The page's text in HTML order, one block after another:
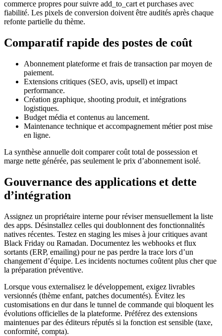
commerce propres pour suivre add_to_cart et purchases avec
fiabilité. Les pixels de conversion doivent être audités après chaque
refonte partielle du thème.
Comparatif rapide des postes de coût
Abonnement plateforme et frais de transaction par moyen de
paiement.
Extensions critiques (SEO, avis, upsell) et impact
performance.
Création graphique, shooting produit, et intégrations
logistiques.
Budget média et contenus au lancement.
Maintenance technique et accompagnement métier post mise
en ligne.
La synthèse annuelle doit comparer coût total de possession et
marge nette générée, pas seulement le prix d’abonnement isolé.
Gouvernance des applications et dette
d’intégration
Assignez un propriétaire interne pour réviser mensuellement la liste
des apps. Désinstallez celles qui doublonnent des fonctionnalités
natives récentes. Testez en staging les mises à jour critiques avant
Black Friday ou Ramadan. Documentez les webhooks et flux
sortants (ERP, emailing) pour ne pas perdre la trace lors d’un
changement d’équipe. Les incidents nocturnes coûtent plus cher que
la préparation préventive.
Lorsque vous externalisez le développement, exigez livrables
versionnés (thème enfant, patches documentés). Évitez les
customisations en dur dans le tunnel de commande qui bloquent les
évolutions officielles de la plateforme. Préférez des extensions
maintenues par des éditeurs réputés si la fonction est sensible (taxe,
conformité, compta).